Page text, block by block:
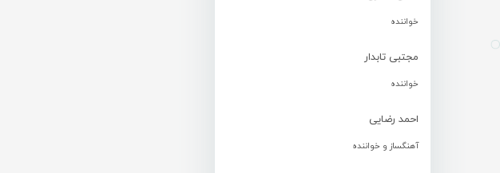
خواننده
مجتبی تابدار
خواننده
احمد رضایی
آهنگساز و خواننده